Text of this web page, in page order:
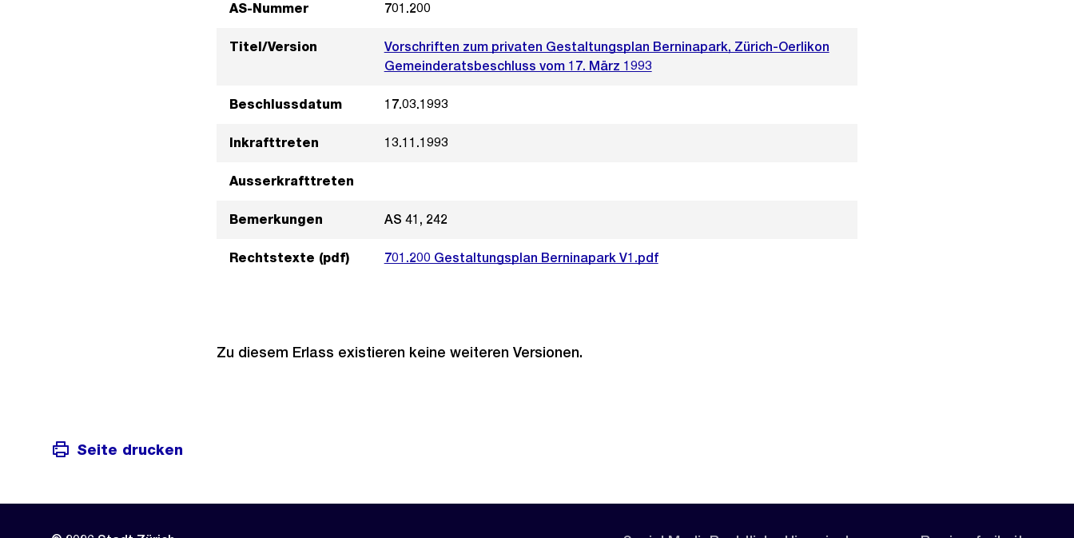
AS-Nummer 701.200
Titel/Version
Vorschriften zum privaten Gestaltungsplan Berninapark, Zürich-Oerlikon
Gemeinderatsbeschluss vom 17. März 1993
Beschlussdatum 17.03.1993
Inkrafttreten 13.11.1993
Ausserkrafttreten
Bemerkungen AS 41, 242
Rechtstexte (pdf) 701.200 Gestaltungsplan Berninapark V1.pdf
Zu diesem Erlass existieren keine weiteren Versionen.
Seite drucken